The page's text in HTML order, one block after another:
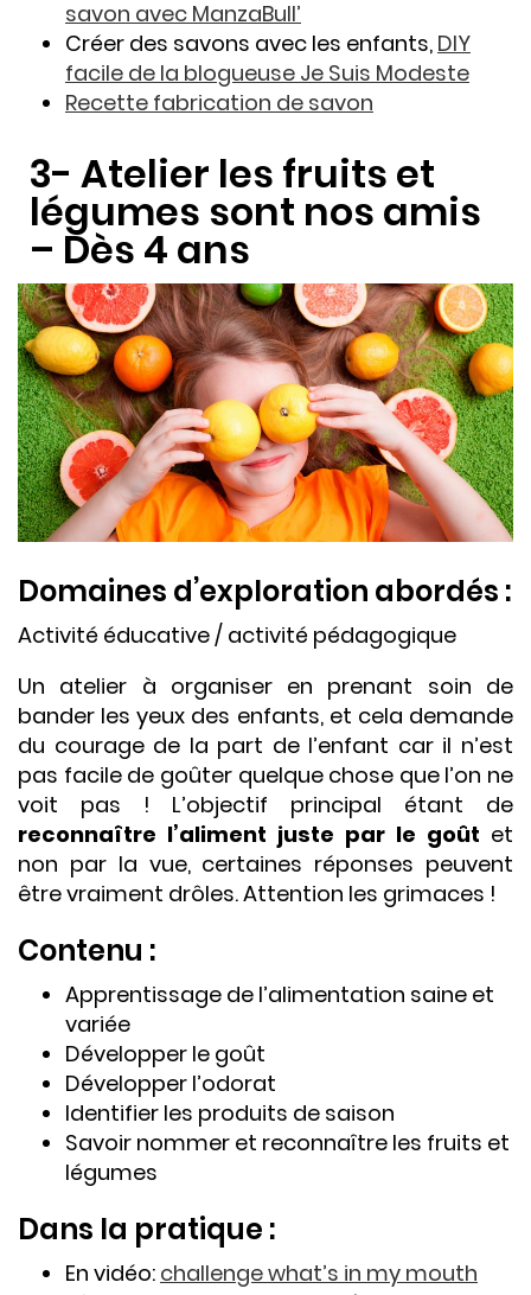
savon avec ManzaBull’
Créer des savons avec les enfants, DIY
facile de la blogueuse Je Suis Modeste
Recette fabrication de savon
3- Atelier les fruits et
légumes sont nos amis
– Dès 4 ans
Domaines d’exploration abordés :
Activité éducative / activité pédagogique
Un atelier à organiser en prenant soin de
bander les yeux des enfants, et cela demande
du courage de la part de l’enfant car il n’est
pas facile de goûter quelque chose que l’on ne
voit pas ! L’objectif principal étant de
reconnaître l’aliment juste par le goût et
non par la vue, certaines réponses peuvent
être vraiment drôles. Attention les grimaces !
Contenu :
Apprentissage de l’alimentation saine et
variée
Développer le goût
Développer l’odorat
Identifier les produits de saison
Savoir nommer et reconnaître les fruits et
légumes
Dans la pratique :
En vidéo: challenge what’s in my mouth